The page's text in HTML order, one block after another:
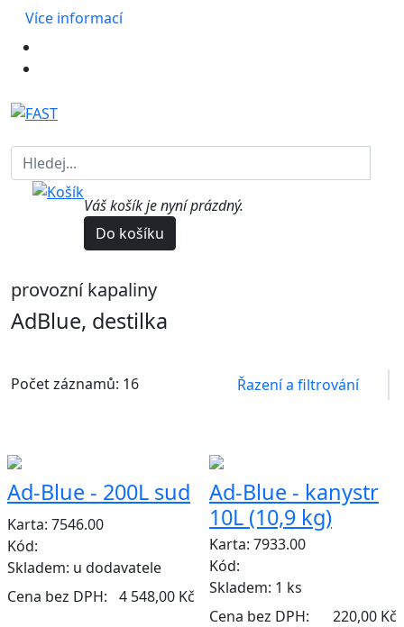
Více informací
Váš košík je nyní prázdný.
Do košíku
provozní kapaliny
AdBlue, destilka
Počet záznamů: 16 Řazení a filtrování
Ad-Blue - 200L sud
Karta: 7546.00
Kód:
Skladem: u dodavatele
Cena bez DPH:
4 548,00 Kč
Ad-Blue - kanystr
10L (10,9 kg)
Karta: 7933.00
Kód:
Skladem: 1 ks
Cena bez DPH:
220,00 Kč